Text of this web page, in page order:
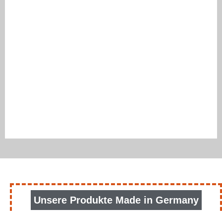
Unsere Produkte Made in Germany